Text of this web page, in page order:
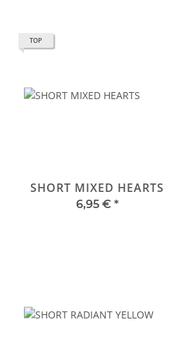
TOP
SHORT MIXED HEARTS
6,95 € *